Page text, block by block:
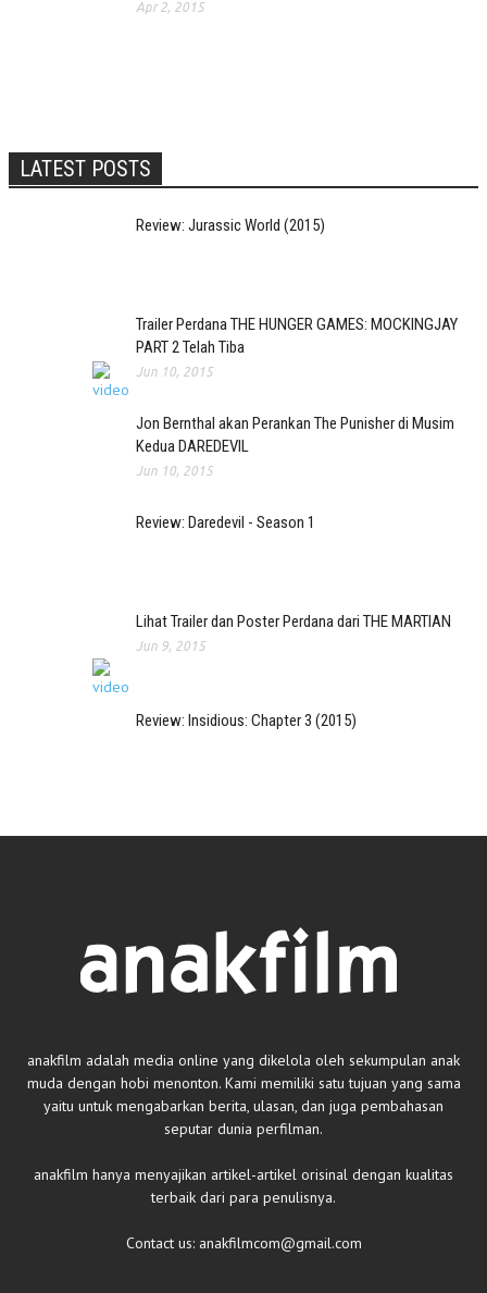
Apr 2, 2015
LATEST POSTS
Review: Jurassic World (2015)
Trailer Perdana THE HUNGER GAMES: MOCKINGJAY
PART 2 Telah Tiba
Jun 10, 2015
Jon Bernthal akan Perankan The Punisher di Musim
Kedua DAREDEVIL
Jun 10, 2015
Review: Daredevil - Season 1
Lihat Trailer dan Poster Perdana dari THE MARTIAN
Jun 9, 2015
Review: Insidious: Chapter 3 (2015)
anakfilm adalah media online yang dikelola oleh sekumpulan anak
muda dengan hobi menonton. Kami memiliki satu tujuan yang sama
yaitu untuk mengabarkan berita, ulasan, dan juga pembahasan
seputar dunia perfilman.
anakfilm hanya menyajikan artikel-artikel orisinal dengan kualitas
terbaik dari para penulisnya.
Contact us: anakfilmcom@gmail.com